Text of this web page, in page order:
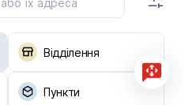
Відділення
Пункти